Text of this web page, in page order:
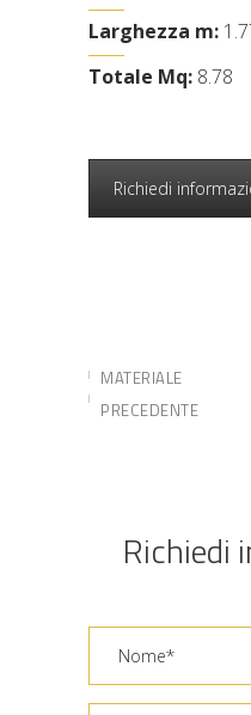
Larghezza m:
Totale Mq: 8.78
Richiedi
MATERIALE
PRECEDENTE
Richiedi